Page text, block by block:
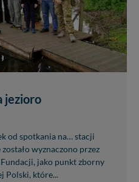
jezioro
od spotkania na… stacji
wyznaczono przez
jako punkt zborny
Polski, które...